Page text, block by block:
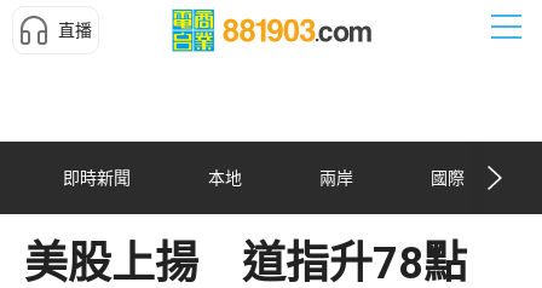
直播
即時新聞 本地 兩岸 國際
美股上揚 道指升78點